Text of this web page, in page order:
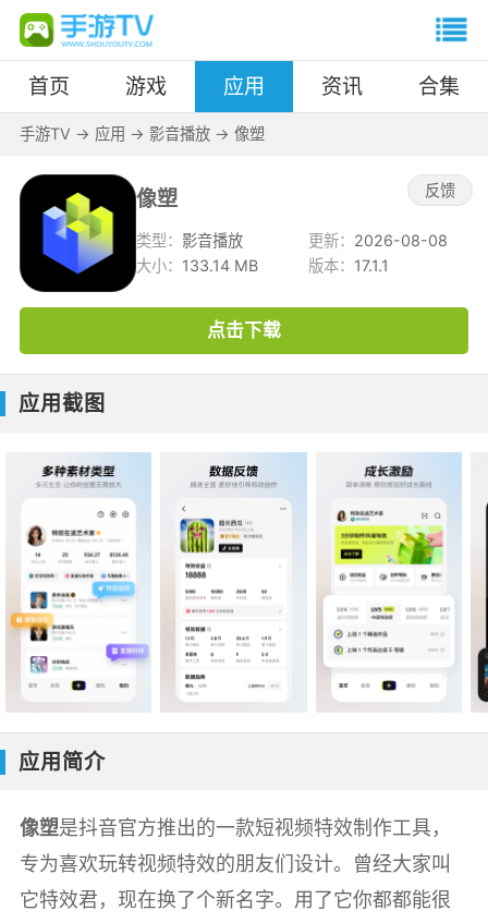
首页 游戏 应用 资讯 合集
手游TV -> 应用 -> 影音播放-> 像塑
像塑 反馈
类型： 影音播放 更新： 2026-08-08
大小： 133.14 MB 版本： 17.1.1
点击下载
应用截图
应用简介
像塑是抖音官方推出的一款短视频特效制作工具，
专为喜欢玩转视频特效的朋友们设计。曾经大家叫
它特效君，现在换了个新名字。用了它你都都能很